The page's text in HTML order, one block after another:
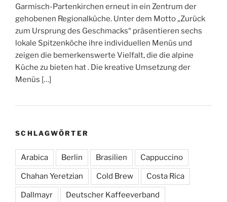
Garmisch-Partenkirchen erneut in ein Zentrum der
gehobenen Regionalküche. Unter dem Motto „Zurück
zum Ursprung des Geschmacks“ präsentieren sechs
lokale Spitzenköche ihre individuellen Menüs und
zeigen die bemerkenswerte Vielfalt, die die alpine
Küche zu bieten hat . Die kreative Umsetzung der
Menüs […]
SCHLAGWÖRTER
Arabica Berlin Brasilien Cappuccino
Chahan Yeretzian Cold Brew Costa Rica
Dallmayr Deutscher Kaffeeverband